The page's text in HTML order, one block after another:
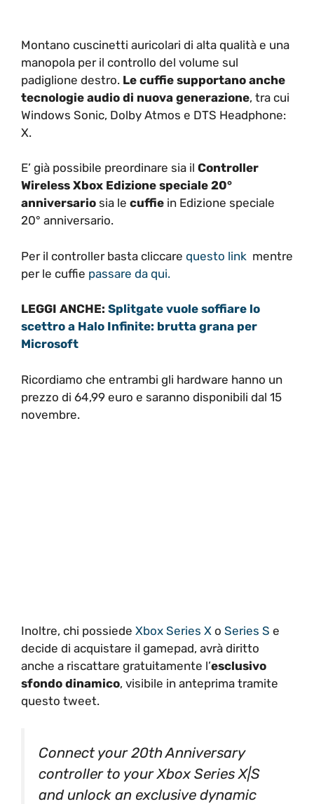
Montano cuscinetti auricolari di alta qualità e una
manopola per il controllo del volume sul
padiglione destro. Le cuffie supportano anche
tecnologie audio di nuova generazione, tra cui
Windows Sonic, Dolby Atmos e DTS Headphone:
X.
E’ già possibile preordinare sia il Controller
Wireless Xbox Edizione speciale 20°
anniversario sia le cuffie in Edizione speciale
20° anniversario.
Per il controller basta cliccare questo link mentre
per le cuffie passare da qui.
LEGGI ANCHE: Splitgate vuole soffiare lo
scettro a Halo Infinite: brutta grana per
Microsoft
Ricordiamo che entrambi gli hardware hanno un
prezzo di 64,99 euro e saranno disponibili dal 15
novembre.
Inoltre, chi possiede Xbox Series X o Series S e
decide di acquistare il gamepad, avrà diritto
anche a riscattare gratuitamente l’esclusivo
sfondo dinamico, visibile in anteprima tramite
questo tweet.
Connect your 20th Anniversary
controller to your Xbox Series X|S
and unlock an exclusive dynamic